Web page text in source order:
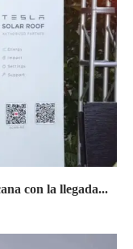
con la llegada...